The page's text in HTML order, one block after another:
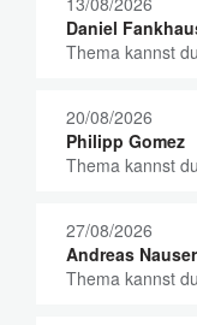
Daniel
Thema kannst
20/08/2026
Philipp Gomez
Thema kannst
27/08/2026
Andreas Nauser
Thema kannst